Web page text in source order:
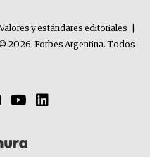
Valores y estándares editoriales
2026. Forbes Argentina. Todos